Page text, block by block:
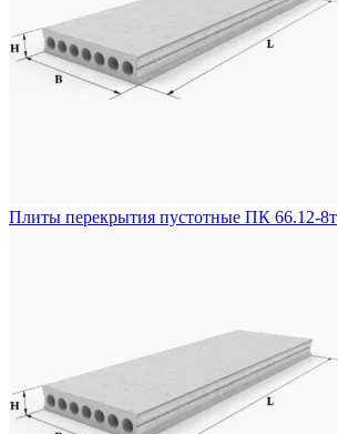
Плиты перекрытия пустотные ПК 66.12-8т